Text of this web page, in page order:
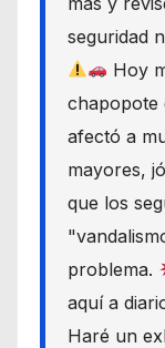
seguridad
Hoy
chapopote
afectó a
mayores,
que los
problema.
aquí a
Haré un